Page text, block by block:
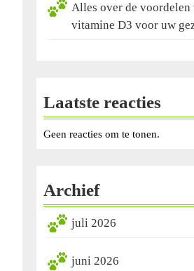
Alles over de voordelen
vitamine D3 voor uw
Laatste reacties
Geen reacties om te tonen.
Archief
juli 2026
juni 2026